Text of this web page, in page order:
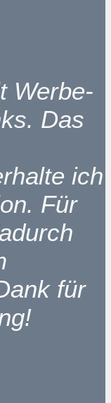
Werbe-
Das
ich
Für
für